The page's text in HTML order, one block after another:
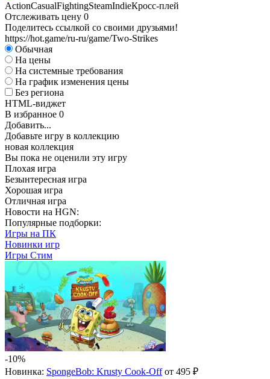
ActionCasualFightingSteamIndieКросс-плей
Отслеживать цену 0
Поделитесь ссылкой со своими друзьями!
https://hot.game/ru-ru/game/Two-Strikes
Обычная
На цены
На системные требования
На график изменения цены
Без региона
HTML-виджет
В избранное 0
Добавить...
Добавьте игру в коллекцию
новая коллекция
Вы пока не оценили эту игру
Плохая игра
Безынтересная игра
Хорошая игра
Отличная игра
Новости на HGN:
Популярные подборки:
Игры на ПК
Новинки игр
Игры Стим
-10%
Новинка: SpongeBob: Krusty Cook-Offот 495 ₽